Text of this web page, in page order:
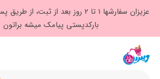
عزیزان سفارشها ۱ تا ۲ روز بعد از
بارکدپستی پیامک میشه